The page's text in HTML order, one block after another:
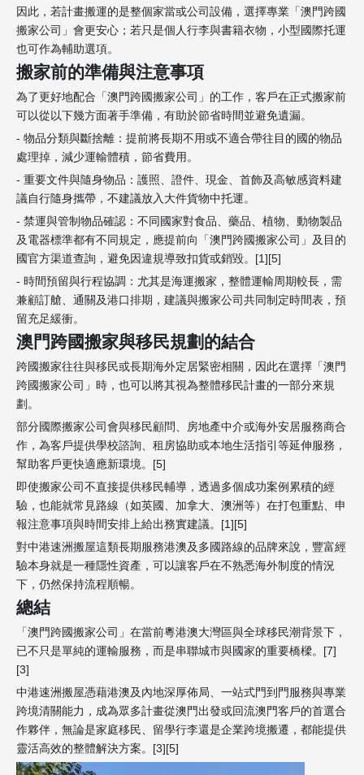
因此，若計畫搬運的是整個家當或公司設備，選擇專業「澳門跨國
搬家公司」會更安心；若只是個人行李與書籍衣物，小型國際托運
也可作為輔助選項。
搬家前的準備與注意事項
為了更好地配合「澳門跨國搬家公司」的工作，客戶在正式搬家前
可以從以下幾方面著手準備，有助於節省時間並避免遺漏。
- 物品分類與斷捨離：提前將長期不用或不適合帶往目的國的物品
處理掉，減少運輸體積，節省費用。
- 重要文件與隨身物品：護照、證件、現金、首飾及高敏感資料建
議自行隨身攜帶，不建議放入大件貨物中托運。
- 禁運與管制物品確認：不同國家對食品、藥品、植物、動物製品
及電器標準都有不同規定，應提前向「澳門跨國搬家公司」及目的
國官方渠道查詢，避免因違規導致扣貨或銷毀。[1][5]
- 時間預留與行程協調：尤其是海運搬家，整體運輸周期較長，需
兼顧訂艙、通關及港口排期，建議與搬家公司共同制定時間表，預
留充足緩衝。
澳門跨國搬家與移民規劃的結合
跨國搬家往往與移民或長期海外定居緊密相關，因此在選擇「澳門
跨國搬家公司」時，也可以將其視為整體移民計畫的一部分來規
劃。
部分國際搬家公司會與移民顧問、房地產中介或海外安居服務商合
作，為客戶提供學校諮詢、租房協助或本地生活指引等延伸服務，
幫助客戶更快適應新環境。[5]
即使搬家公司不直接提供移民輔導，透過多個成功案例累積的經
驗，也能就常見路線（如英國、加拿大、澳洲等）在打包重點、申
報注意事項與時間安排上給出務實建議。[1][5]
對中港速洲搬屋這類長期服務港澳及多國路線的品牌來說，豐富經
驗本身就是一種隱性資產，可以讓客戶在不熟悉海外制度的情況
下，仍然保持流程順暢。
總結
「澳門跨國搬家公司」在當前粵港澳大灣區與全球移民潮背景下，
已不只是單純的運輸服務，而是串聯城市與國家的重要橋樑。[7]
[3]
中港速洲搬屋憑藉港澳及內地深厚佈局、一站式門到門服務與專業
跨境清關能力，成為眾多計畫從澳門出發或回流澳門客戶的首選合
作夥伴，無論是家庭移民、留學行李還是企業跨境搬遷，都能提供
靈活高效的整體解決方案。[3][5]